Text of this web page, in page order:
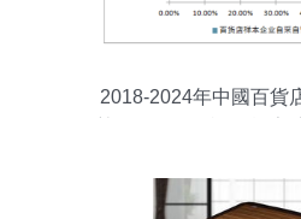
2018-2024年中國百貨